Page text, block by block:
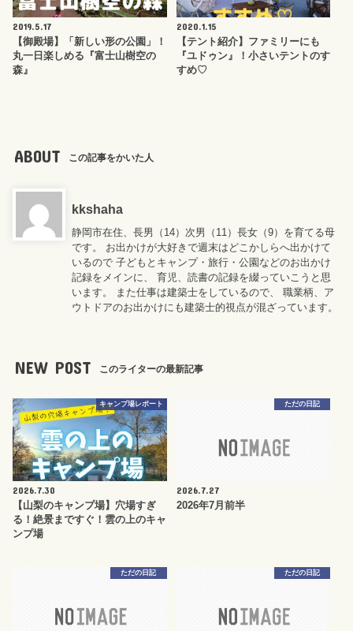
2019.5.17
【御殿場】「新しい形の公園」！
丸一日楽しめる『富士山樹空の
森』
2020.1.15
【テント紹介】ファミリーにも
『ユドゥン』！小さいテントのす
すめ♡
ABOUT この記事をかいた人
kkshaha
静岡市在住、長男（14）次男（11）長女（9）を育てる母
です。 お出かけが大好きで週末はどこかしらへ出かけて
いるので 子どもとキャンプ・旅行・公園などのお出かけ
記録をメインに、 育児、読書の記録を綴っていこうと思
います。 また仕事は建築士をしているので、 職業柄、ア
ウトドアのお出かけにも建築士的視点が混ざっています。
NEW POST このライターの最新記事
キャンプ場レポート
2026.7.30
【山梨のキャンプ場】穴場すぎ
る！絶景まですぐ！雲の上のキャ
ンプ場
ただの日記
2026.7.27
2026年7月前半
ただの日記 ただの日記